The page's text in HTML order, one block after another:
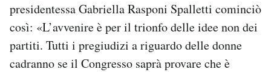
presidentessa Gabriella Rasponi Spalletti cominciò
così: «L’avvenire è per il trionfo delle idee non dei
partiti. Tutti i pregiudizi a riguardo delle donne
cadranno se il Congresso saprà provare che è